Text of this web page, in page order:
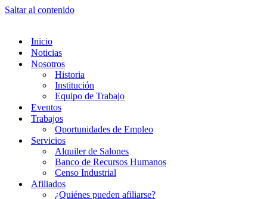
Saltar al contenido
Inicio
Noticias
Nosotros
Historia
Institución
Equipo de Trabajo
Eventos
Trabajos
Oportunidades de Empleo
Servicios
Alquiler de Salones
Banco de Recursos Humanos
Censo Industrial
Afiliados
¿Quiénes pueden afiliarse?